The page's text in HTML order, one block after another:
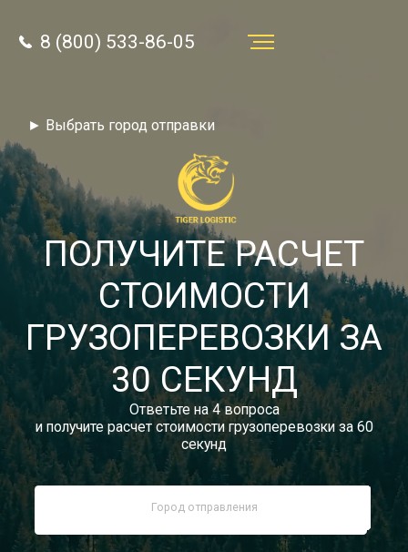
8 (800) 533-86-05
Звонок по России бесплатный
autotransport24@yandex.ru
Заказать звонок
Тарифы
Отзывы
Статьи
Новости
Документы
Контакты
► Выбрать город отправки
8 (800) 533-86-05
ПОЛУЧИТЕ РАСЧЕТ
СТОИМОСТИ
ГРУЗОПЕРЕВОЗКИ ЗА
30 СЕКУНД
Ответьте на 4 вопроса
и получите расчет стоимости грузоперевозки за 60
секунд